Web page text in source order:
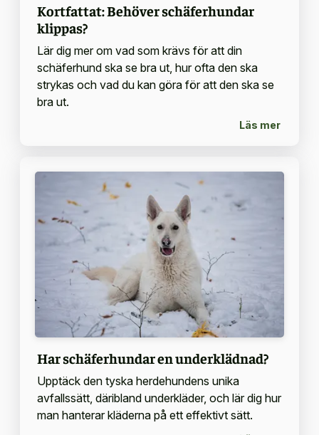
Kortfattat: Behöver schäferhundar
klippas?
Lär dig mer om vad som krävs för att din
schäferhund ska se bra ut, hur ofta den ska
strykas och vad du kan göra för att den ska se
bra ut.
Läs mer
Har schäferhundar en underklädnad?
Upptäck den tyska herdehundens unika
avfallssätt, däribland underkläder, och lär dig hur
man hanterar kläderna på ett effektivt sätt.